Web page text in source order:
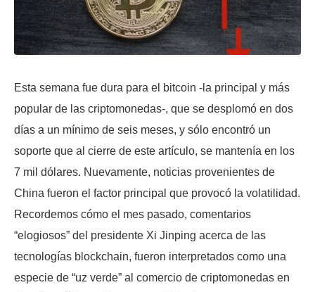
Esta semana fue dura para el bitcoin -la principal y más
popular de las criptomonedas-, que se desplomó en dos
días a un mínimo de seis meses, y sólo encontró un
soporte que al cierre de este artículo, se mantenía en los
7 mil dólares. Nuevamente, noticias provenientes de
China fueron el factor principal que provocó la volatilidad.
Recordemos cómo el mes pasado, comentarios
“elogiosos” del presidente Xi Jinping acerca de las
tecnologías blockchain, fueron interpretados como una
especie de “uz verde” al comercio de criptomonedas en